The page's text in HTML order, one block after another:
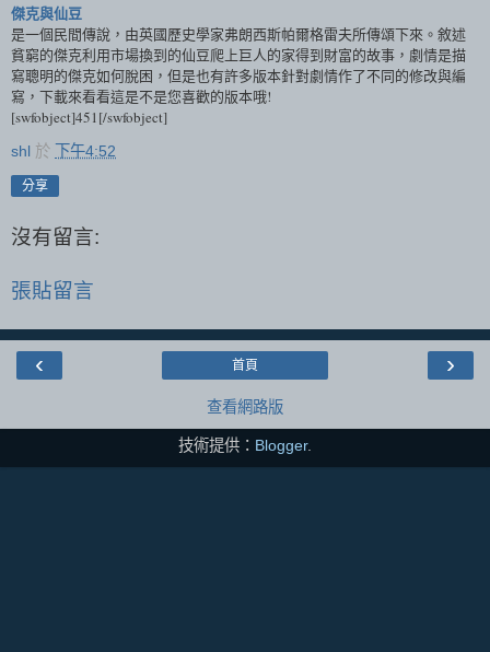
傑克與仙豆
是一個民間傳說，由英國歷史學家弗朗西斯帕爾格雷夫所傳頌下來。敘述
貧窮的傑克利用市場換到的仙豆爬上巨人的家得到財富的故事，劇情是描
寫聰明的傑克如何脫困，但是也有許多版本針對劇情作了不同的修改與編
寫，下載來看看這是不是您喜歡的版本哦!
[swfobject]451[/swfobject]
shl 於 下午4:52
分享
沒有留言:
張貼留言
‹ ›
首頁
查看網路版
技術提供： Blogger.